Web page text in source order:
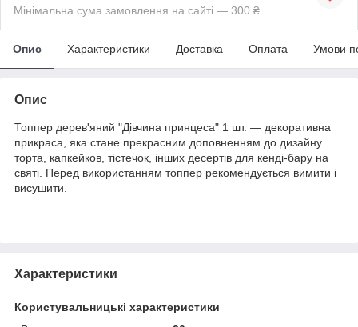
Мінімальна сума замовлення на сайті — 300 ₴
Опис Характеристики Доставка Оплата Умови
Опис
Топпер дерев'яний "Дівчина принцеса" 1 шт. — декоративна
прикраса, яка стане прекрасним доповненням до дизайну
торта, капкейков, тістечок, інших десертів для кенді-бару на
святі. Перед використанням топпер рекомендується вимити і
висушити.
Характеристики
Користувальницькі характеристики